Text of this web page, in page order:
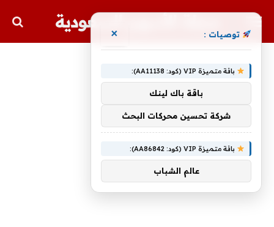
مجلة الأسهم السعودية
توصيات : ×
باقة متميزة VIP (كود: AA11138):
باقة باك لينك
شركة تحسين محركات البحث
باقة متميزة VIP (كود: AA86842):
عالم الشباب